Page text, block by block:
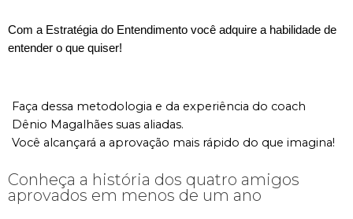
Com a Estratégia do Entendimento você adquire a habilidade de
entender o que quiser!
Faça dessa metodologia e da experiência do coach
Dênio Magalhães suas aliadas.
Você alcançará a aprovação mais rápido do que imagina!
Conheça a história dos quatro amigos
aprovados em menos de um ano